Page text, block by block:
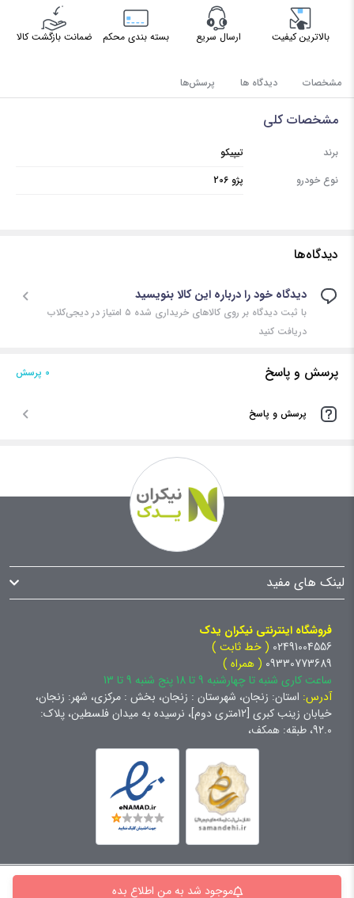
بالاترین کیفیت ارسال سریع بسته بندی محکم ضمانت بازگشت کالا
مشخصات دیدگاه ها پرسش‌ها
مشخصات کلی
برند
تیپیکو
نوع خودرو
پژو 206
دیدگاه‌ها
دیدگاه خود را درباره این کالا بنویسید
با ثبت دیدگاه بر روی کالاهای خریداری شده ۵ امتیاز در دیجی‌کلاب
دریافت کنید
پرسش و پاسخ 0 پرسش‌
پرسش و پاسخ
موجود شد به من اطلاع بده
لینک های مفید
فروشگاه اینترنتی نیکران یدک
02491004556 ( خط ثابت )
09330773689 ( همراه )
ساعت کاری شنبه تا چهارشنبه 9 تا 18 پنج شنبه 9 تا 13
آدرس: استان: زنجان، شهرستان : زنجان، بخش : مرکزی، شهر: زنجان،
خیابان زینب کبری [12متری دوم]، نرسیده به میدان فلسطین، پلاک:
92.0، طبقه: همکف،
کلیه حقوق برای سایت نیکران یدک محفوظ است و هرگونه کپی برداری